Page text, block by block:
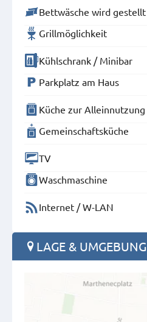
Bettwäsche wird gestellt
Grillmöglichkeit
Kühlschrank / Minibar
Parkplatz am Haus
Küche zur Alleinnutzung
Gemeinschaftsküche
TV
Waschmaschine
Internet / W-LAN
LAGE & UMGEBUNG